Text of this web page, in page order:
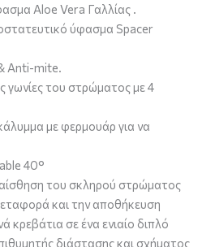
Aloe Vera Γαλλίας .
ύφασμα Spacer
Anti-mite.
γωνίες του στρώματος με 4
με φερμουάρ για να
40°
αίσθηση του σκληρού στρώματος
και την αποθήκευση
κρεβάτια σε ένα ενιαίο διπλό
διάστασης και σχήματος